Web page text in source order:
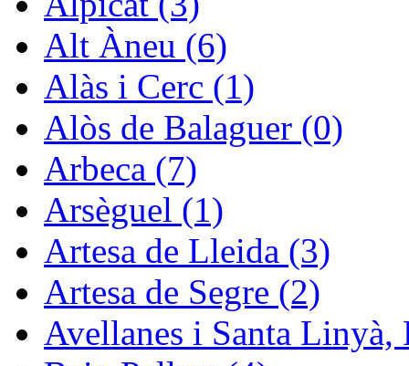
Alt Àneu (6)
Alàs i Cerc (1)
Alòs de Balaguer (0)
Arbeca (7)
Arsèguel (1)
Artesa de Lleida (3)
Artesa de Segre (2)
Avellanes i Santa Linyà,